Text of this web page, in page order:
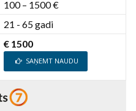
100 – 1500 €
21 - 65 gadi
€ 1500
SAŅEMT NAUDU